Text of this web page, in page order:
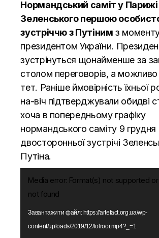
Нормандський саміт у
Зеленського першою
зустріччю з Путіним з
президентом України.
зустрінуться щонайменше за
столом переговорів, а можливо
тет. Раніше ймовірність їхньої
на-віч підтверджували обидві
хоча в попередньому графіку
нормандського саміту 9 грудня
двосторонньої зустрічі
Путіна.
Media error: Format(s) not supported
not found
Завантажити файл: https://artefact.org.ua/wp-
content/uploads/2019/12/lolroor.mp4?_=1